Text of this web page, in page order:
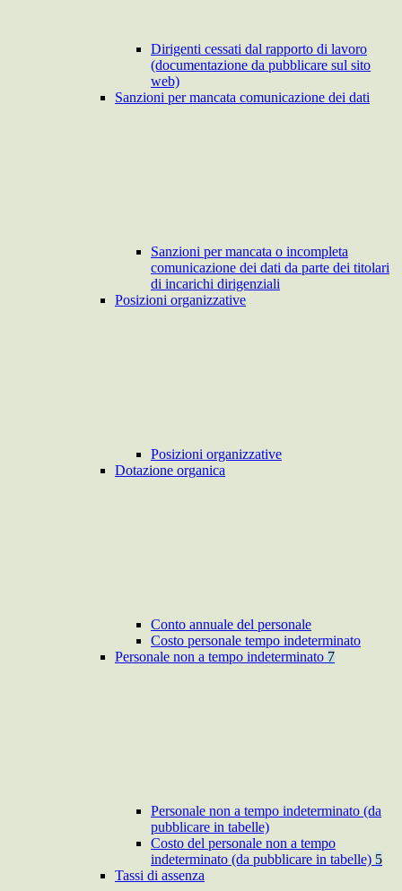
Dirigenti cessati dal rapporto di lavoro
(documentazione da pubblicare sul sito
web)
Sanzioni per mancata comunicazione dei dati
Sanzioni per mancata o incompleta
comunicazione dei dati da parte dei titolari
di incarichi dirigenziali
Posizioni organizzative
Posizioni organizzative
Dotazione organica
Conto annuale del personale
Costo personale tempo indeterminato
Personale non a tempo indeterminato 7
Personale non a tempo indeterminato (da
pubblicare in tabelle)
Costo del personale non a tempo
indeterminato (da pubblicare in tabelle) 5
Tassi di assenza